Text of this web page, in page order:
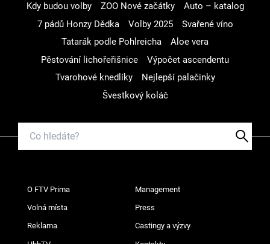
Kdy budou volby
ZOO Nové začátky
Auto – katalog
7 pádů Honzy Dědka
Volby 2025
Svařené víno
Tatarák podle Pohlreicha
Aloe vera
Pěstování lichořeřišnice
Výpočet ascendentu
Tvarohové knedlíky
Nejlepší palačinky
Švestkový koláč
O FTV Prima Management
Volná místa Press
Reklama Castingy a výzvy